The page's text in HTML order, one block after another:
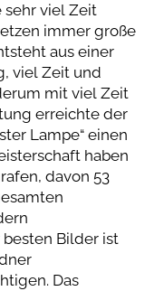
sehr viel Zeit
immer große
aus einer
viel Zeit und
mit viel Zeit
erreichte der
Lampe“ einen
haben
davon 53
Bilder ist
Das